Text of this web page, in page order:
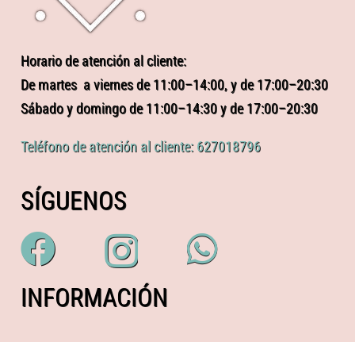
Horario de atención al cliente:
De martes a viernes de 11:00–14:00, y de 17:00–20:30
Sábado y domingo de 11:00–14:30 y de 17:00–20:30
Teléfono de atención al cliente: 627018796
SÍGUENOS
INFORMACIÓN